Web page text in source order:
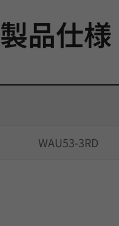
製品仕様
WAU53-3RD